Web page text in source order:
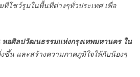
ที่โชว์รูมในพื้นที่ต่างๆทั่วประเทศ เพื่อ
อศิลปวัฒนธรรมแห่งกรุงเทพมหานคร ใน
ขึ้น และสร้างความภาคภูมิใจให้กับน้องๆ